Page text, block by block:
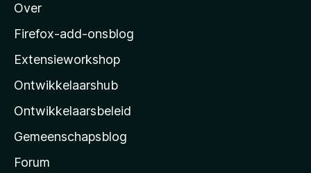
o
z
l
l
a
s
s
Over
Firefox-add-onsblog
Extensieworkshop
Ontwikkelaarshub
Ontwikkelaarsbeleid
Gemeenschapsblog
Forum